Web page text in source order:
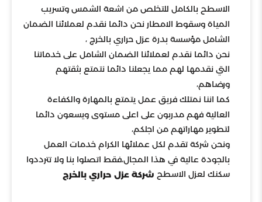
الاسطح بالكامل للتخلص من اشعة الشمس وتسريب
المياة وسقوط الامطار نحن دائما نقدم لعملائنا الضمان
الشامل مؤسسة بدرة عزل حراري بالخرج ،
نحن دائما نقدم لعملائنا الضمان الشامل على خدماتنا
التي نقدمها لهم مما يجعلنا دائما نتمتع بثقتهم
ورضاهم،
كما اننا نمتلك فريق عمل يتمتع بالمهارة والكفاءة
العالية فهم مدربون على اعلى مستوى ويسعون دائما
لتطوير مهاراتهم من اجلكم،
ونحن شركة تقدم لكل عملائها الكرام خدمات العمل
بالجودة عالية في هذا المجال،فقط اتصلوا بنا ولا تترددوا
سكنك لعزل الاسطح شركة عزل حراري بالخرج